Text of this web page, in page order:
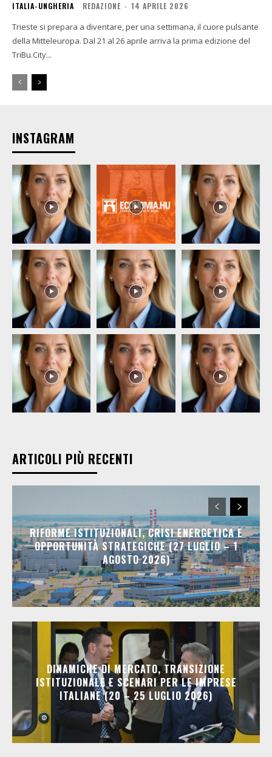
ITALIA-UNGHERIA REDAZIONE - 14 APRILE 2026
Trieste si prepara a diventare, per una settimana, il cuore pulsante
della Mitteleuropa. Dal 21 al 26 aprile arriva la prima edizione del
TriBu.City...
INSTAGRAM
ARTICOLI PIÙ RECENTI
RIFORME ISTITUZIONALI, CRISI ENERGETICA E
OPPORTUNITÀ STRATEGICHE (27 LUGLIO – 1
AGOSTO 2026)
DINAMICHE DI MERCATO, TRANSIZIONE
ISTITUZIONALE E SCENARI PER LE IMPRESE
ITALIANE (20 – 25 LUGLIO 2026)